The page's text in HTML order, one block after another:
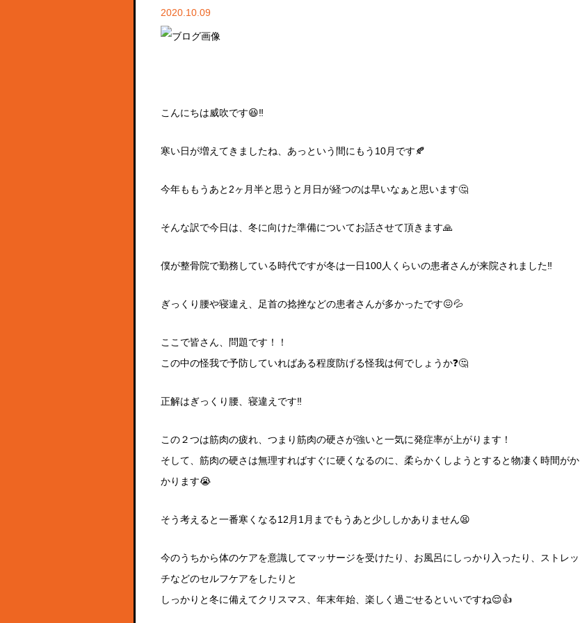
2020.10.09
こんにちは威吹です😆‼
寒い日が増えてきましたね、あっという間にもう10月です🍂
今年ももうあと2ヶ月半と思うと月日が経つのは早いなぁと思います🤔
そんな訳で今日は、冬に向けた準備についてお話させて頂きます🙏
僕が整骨院で勤務している時代ですが冬は一日100人くらいの患者さんが来院されました‼
ぎっくり腰や寝違え、足首の捻挫などの患者さんが多かったです😖💦
ここで皆さん、問題です！！
この中の怪我で予防していればある程度防げる怪我は何でしょうか❓🤔
正解はぎっくり腰、寝違えです‼
この２つは筋肉の疲れ、つまり筋肉の硬さが強いと一気に発症率が上がります！
そして、筋肉の硬さは無理すればすぐに硬くなるのに、柔らかくしようとすると物凄く時間がか
かります😭
そう考えると一番寒くなる12月1月までもうあと少ししかありません😫
今のうちから体のケアを意識してマッサージを受けたり、お風呂にしっかり入ったり、ストレッ
チなどのセルフケアをしたりと
しっかりと冬に備えてクリスマス、年末年始、楽しく過ごせるといいですね😌👍